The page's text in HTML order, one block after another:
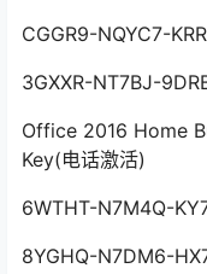
CGGR9-NQYC7-
3GXXR-NT7BJ-
Office 2016 Home
Key(电话激活)
6WTHT-N7M4Q-
8YGHQ-N7DM6-